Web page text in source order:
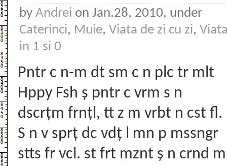
by Andrei on Jan.28, 2010, under
Caterinci, Muie, Viata de zi cu zi,
in 1 si 0
Pntr c n-m dt sm c n plc tr mlt
Hppy Fsh ș pntr c vrm s n
dscrțm frnțl, tt z m vrbt n cst fl.
S n v sprț dc vdț l mn p mssngr
stts fr vcl. st frt mznt ș n crnd m